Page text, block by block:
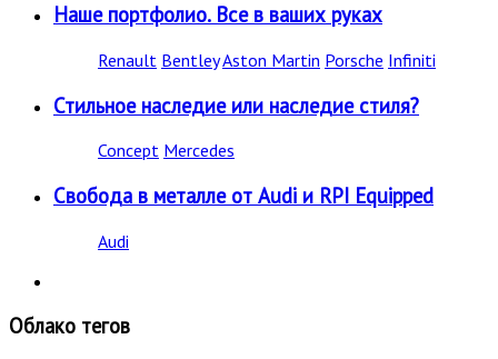
Наше портфолио. Все в ваших руках
Renault BentleyAston Martin Porsche Infiniti
Стильное наследие или наследие стиля?
Concept Mercedes
Свобода в металле от Audi и RPI Equipped
Audi
Облако тегов